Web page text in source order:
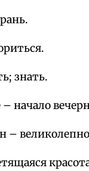
знать.
начало
–